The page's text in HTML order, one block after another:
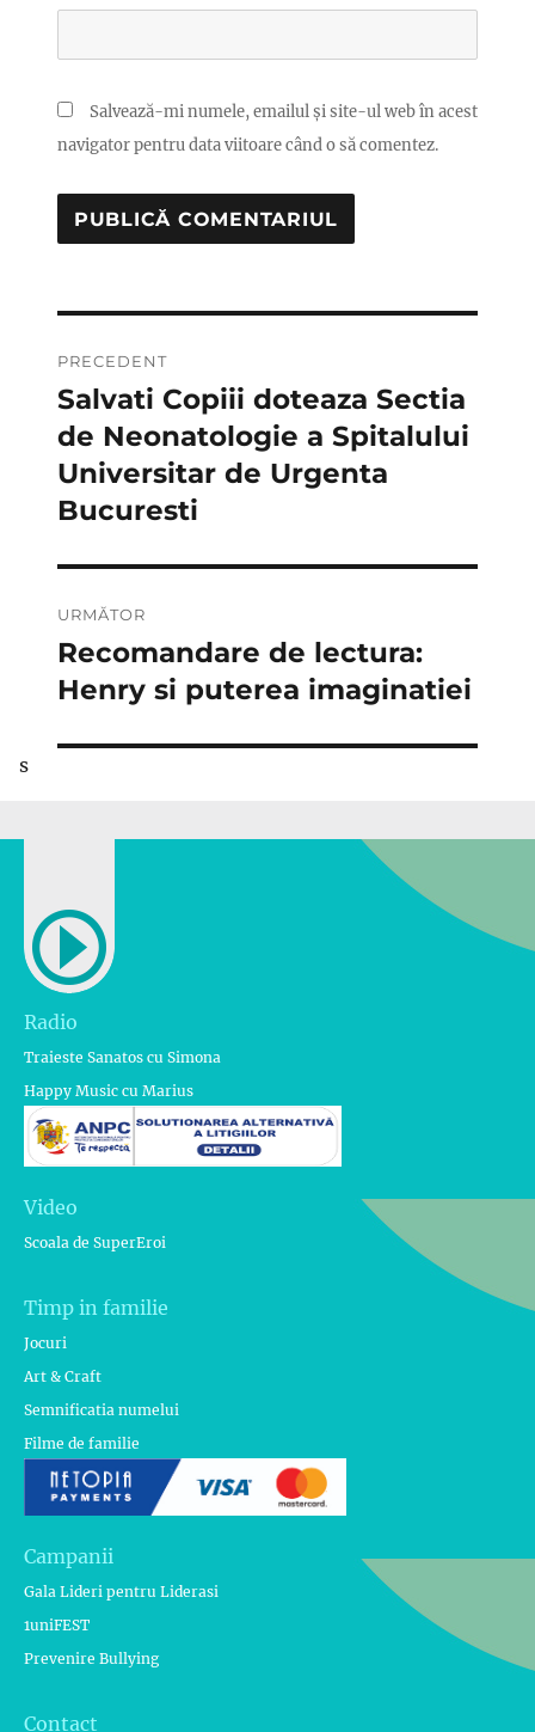
Salvează-mi numele, emailul și site-ul web în acest
navigator pentru data viitoare când o să comentez.
în
articole
PRECEDENT
Articolul
anterior:
Salvati Copiii doteaza Sectia
de Neonatologie a Spitalului
Universitar de Urgenta
Bucuresti
URMĂTOR
Articolul
următor:
Recomandare de lectura:
Henry si puterea imaginatiei
s
Radio
Traieste Sanatos cu Simona
Happy Music cu Marius
Video
Scoala de SuperEroi
Timp in familie
Jocuri
Art & Craft
Semnificatia numelui
Filme de familie
Campanii
Gala Lideri pentru Liderasi
1uniFEST
Prevenire Bullying
Contact